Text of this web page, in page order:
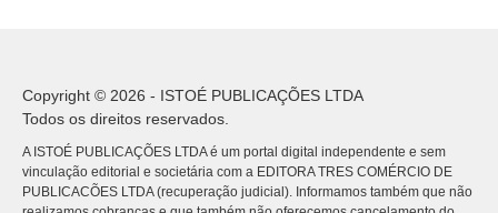
Copyright © 2026 - ISTOÉ PUBLICAÇÕES LTDA
Todos os direitos reservados.
A ISTOÉ PUBLICAÇÕES LTDA é um portal digital independente e sem
vinculação editorial e societária com a EDITORA TRES COMÉRCIO DE
PUBLICACÕES LTDA (recuperação judicial). Informamos também que não